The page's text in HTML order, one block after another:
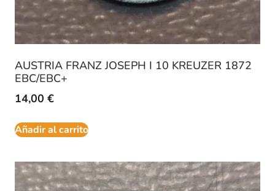
AUSTRIA FRANZ JOSEPH I 10 KREUZER 1872
EBC/EBC+
14,00 €
Añadir al carrito